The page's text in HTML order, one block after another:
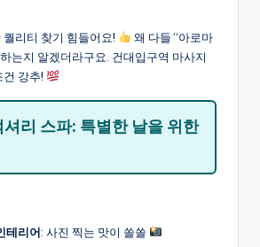
리티 찾기 힘들어요!
왜 다들 “아로마
는지 알겠더라구요. 건대입구역 마사지
건 강추!
리 스파: 특별한 날을 위한
테리어: 사진 찍는 맛이 쏠쏠